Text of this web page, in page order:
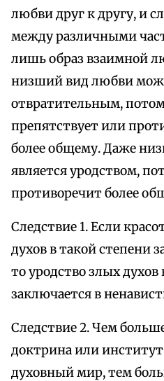
любви друг к другу, и
между различными
лишь образ взаимной
низший вид любви
отвратительным,
препятствует или
более общему. Даже
является уродством,
противоречит более
Следствие 1. Если
духов в такой степени
то уродство злых
заключается в
Следствие 2. Чем
доктрина или
духовный мир, тем